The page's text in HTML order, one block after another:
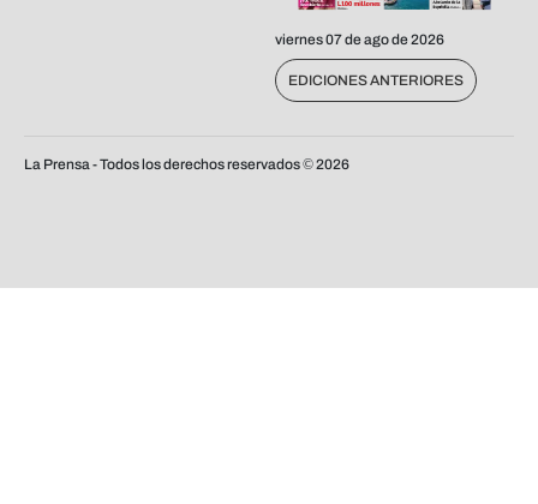
viernes 07 de ago de 2026
EDICIONES ANTERIORES
La Prensa - Todos los derechos reservados ©2026